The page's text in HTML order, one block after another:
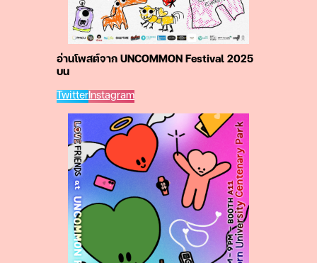
อ่านโพสต์จาก UNCOMMON Festival 2025
บน
Twitter Instagram